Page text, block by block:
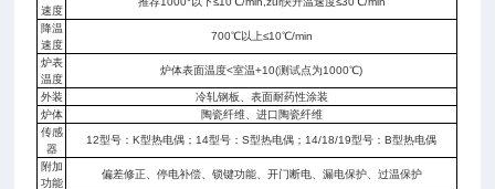
速度
降温
速度
700℃以上≤10℃/min
炉表
温度
炉体表面温度<室温+10(测试点为1000℃)
外装
冷轧钢板、表面耐药性涂装
炉体
陶瓷纤维、进口陶瓷纤维
传感
器
12型号：K型热电偶；14型号：S型热电偶；14/18/19型号：B型热电偶
附加
功能
偏差修正、停电补偿、锁键功能、开门断电、漏电保护、过温保护